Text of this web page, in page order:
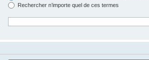
Rechercher n’importe quel de ces termes